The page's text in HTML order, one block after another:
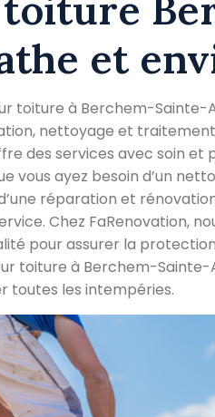
et
toiture à Berchem-Sainte-
nettoyage et
des services avec soin et
vous ayez besoin d’un
réparation et
Chez FaRenovation,
pour assurer la
toiture à Berchem-
les intempéries.